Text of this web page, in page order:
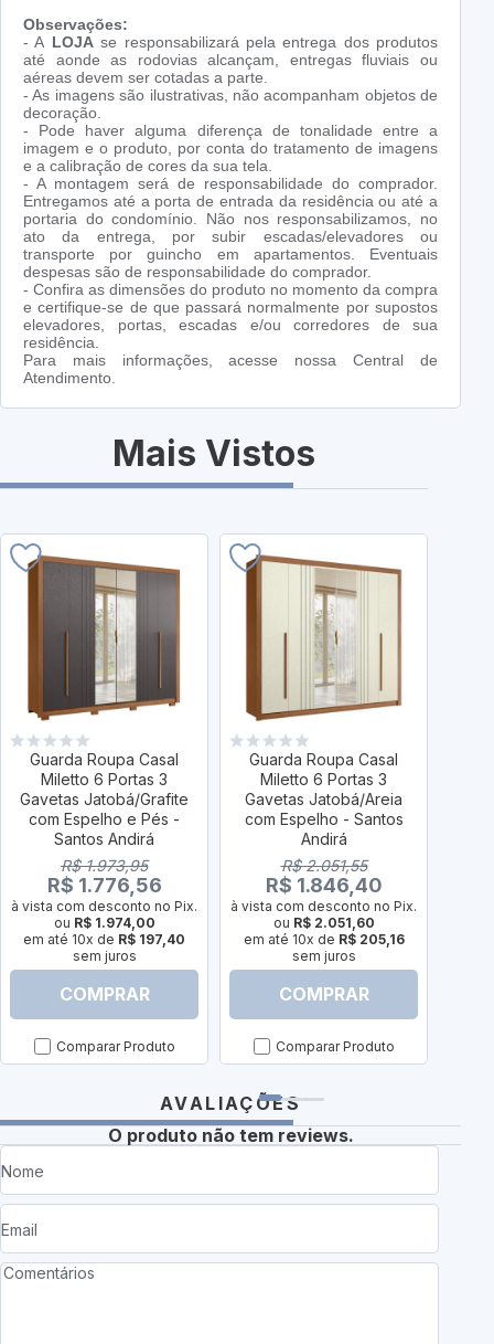
Observações:
- A LOJAse responsabilizará pela entrega dos produtos
até aonde as rodovias alcançam, entregas fluviais ou
aéreas devem ser cotadas a parte.
- As imagens são ilustrativas, não acompanham objetos de
decoração.
- Pode haver alguma diferença de tonalidade entre a
imagem e o produto, por conta do tratamento de imagens
e a calibração de cores da sua tela.
- A montagem será de responsabilidade do comprador.
Entregamos até a porta de entrada da residência ou até a
portaria do condomínio. Não nos responsabilizamos, no
ato da entrega, por subir escadas/elevadores ou
transporte por guincho em apartamentos. Eventuais
despesas são de responsabilidade do comprador.
- Confira as dimensões do produto no momento da compra
e certifique-se de que passará normalmente por supostos
elevadores, portas, escadas e/ou corredores de sua
residência.
Para mais informações, acesse nossa Central de
Atendimento.
Mais Vistos
Guarda Roupa Casal
Miletto 6 Portas 3
Gavetas Jatobá/Grafite
com Espelho e Pés -
Santos Andirá
R$ 1.973,95
R$ 1.776,56
à vista com desconto no Pix.
ou R$ 1.974,00
em até 10x de R$ 197,40
sem juros
COMPRAR
Comparar Produto
Guarda Roupa Casal
Miletto 6 Portas 3
Gavetas Jatobá/Areia
com Espelho - Santos
Andirá
R$ 2.051,55
R$ 1.846,40
à vista com desconto no Pix.
ou R$ 2.051,60
em até 10x de R$ 205,16
sem juros
COMPRAR
Comparar Produto
AVALIAÇÕES
O produto não tem reviews.